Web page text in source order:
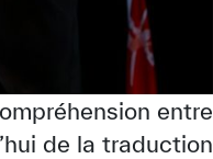
entre
de la traduction